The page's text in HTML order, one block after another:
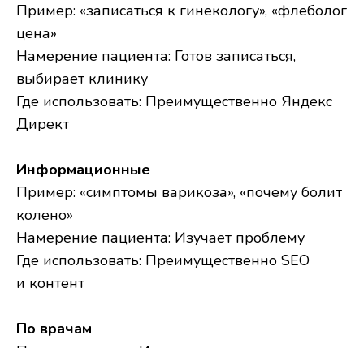
Пример: «записаться к гинекологу», «флеболог
цена»
Намерение пациента: Готов записаться,
выбирает клинику
Где использовать: Преимущественно Яндекс
Директ
Информационные
Пример: «симптомы варикоза», «почему болит
колено»
Намерение пациента: Изучает проблему
Где использовать: Преимущественно SEO
и контент
По врачам